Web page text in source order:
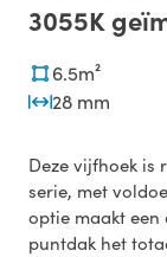
3055K
6.5m²
28 mm
Deze vijfhoek is
serie, met
optie maakt een
puntdak het